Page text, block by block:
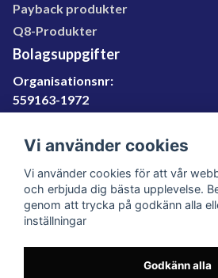
Payback produkter
Q8-Produkter
Bolagsuppgifter
Organisationsnr:
559163-1972
SE559163197201
060-566 800
info@filter.se
Vi använder cookies
Vi använder cookies för att vår
och erbjuda dig bästa upplevelse.
genom att trycka på godkänn alla
inställningar
Godkänn alla